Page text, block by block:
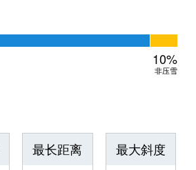
10%
非压雪
最长距离
最大斜度